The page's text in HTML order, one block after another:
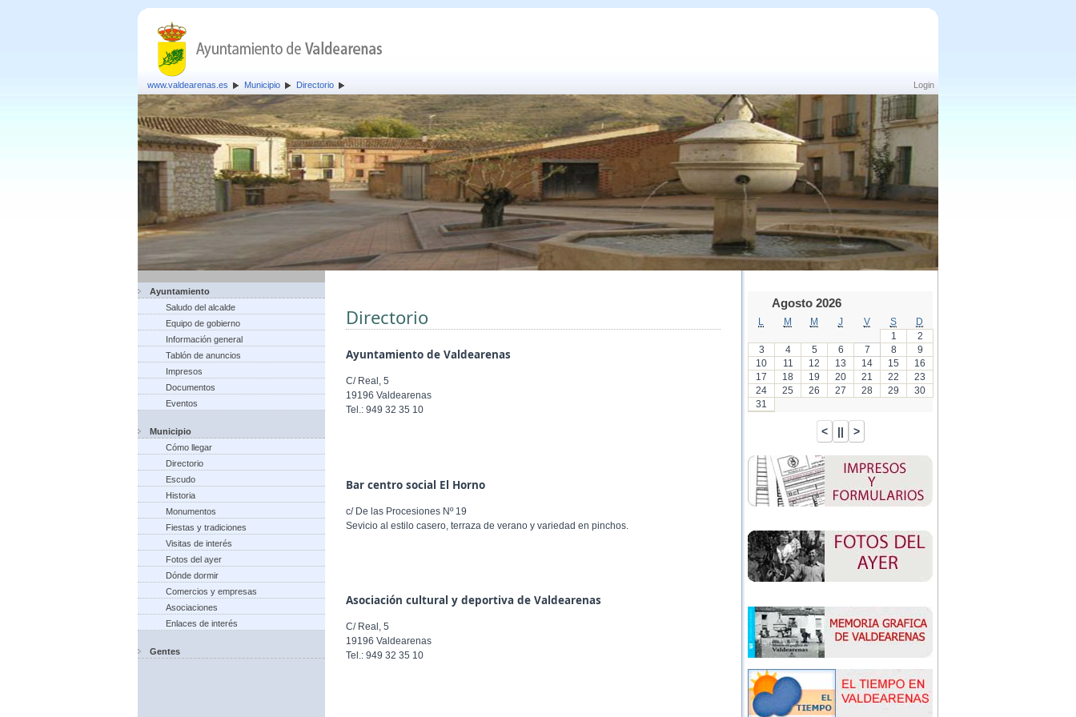
Login
www.valdearenas.es Municipio Directorio
Ayuntamiento
Saludo del alcalde
Equipo de gobierno
Información general
Tablón de anuncios
Impresos
Documentos
Eventos
Municipio
Cómo llegar
Directorio
Escudo
Historia
Monumentos
Fiestas y tradiciones
Visitas de interés
Fotos del ayer
Dónde dormir
Comercios y empresas
Asociaciones
Enlaces de interés
Gentes
Directorio
Ayuntamiento de Valdearenas
C/ Real, 5
19196 Valdearenas
Tel.: 949 32 35 10
Bar centro social El Horno
c/ De las Procesiones Nº 19
Sevicio al estilo casero, terraza de verano y variedad en pinchos.
Asociación cultural y deportiva de Valdearenas
C/ Real, 5
19196 Valdearenas
Tel.: 949 32 35 10
Agosto 2026
M M J V S
D
1
2
3
4 5 6 7 8
9
10
11 12 13 14 15
16
17
18 19 20 21 22
23
24
25 26 27 28 29
30
31